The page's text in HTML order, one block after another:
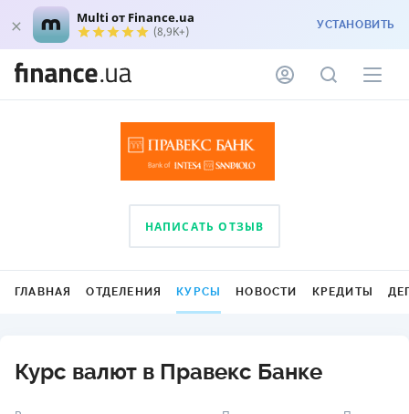
Multi от Finance.ua
(8,9K+) УСТАНОВИТЬ
НАПИСАТЬ ОТЗЫВ
ГЛАВНАЯ ОТДЕЛЕНИЯ КУРСЫ НОВОСТИ КРЕДИТЫ
Курс валют в Правекс Банке